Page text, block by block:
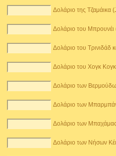
Δολάριο της Τζαμάικα
Δολάριο του Μπρουνέι
Δολάριο του Τρινιδάδ
Δολάριο του Χογκ
Δολάριο των
Δολάριο των
Δολάριο των
Δολάριο των Νήσων